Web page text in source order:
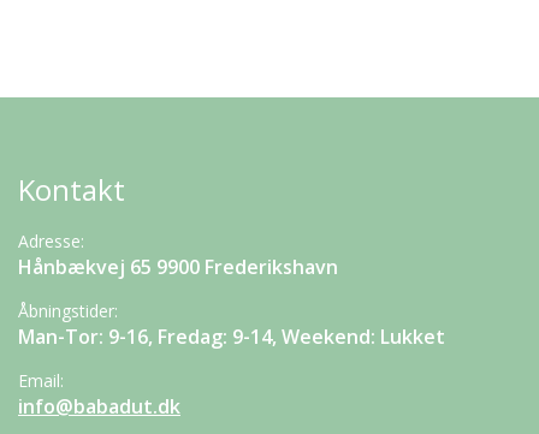
Kontakt
Adresse:
Hånbækvej 65 9900 Frederikshavn
Åbningstider:
Man-Tor: 9-16, Fredag: 9-14, Weekend: Lukket
Email:
info@babadut.dk